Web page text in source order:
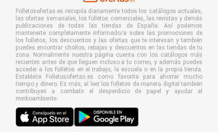
Folletosofertas.es recopila diariamente todos los catálogos actuales,
las ofertas semanales, los folletos comerciales, las revistas y demás
publicaciones de todas las tiendas de España. Así podemos
mantenerte completamente informado/a sobre las promociones de
los folletos, los descuentos y las ofertas que te interesan y también
puedes encontrar chollos, rebajas y descuentos en las tiendas de tu
zona. Normalmente nuestra página cuenta con los catálogos más
recientes antes de que lleguen incluso a tu correo, y además puedes
acceder a los folletos en el trabajo, la escuela o en la propia tienda.
Establece Folletosofertas.es como favorita para ahorrar mucho
tiempo y dinero. Es más, al leer los folletos de manera digital también
contribuyes a combatir el desperdicio de papel y ayudar al
medioambiente.